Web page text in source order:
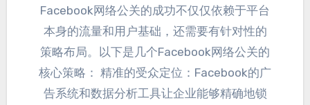
Facebook网络公关的成功不仅仅依赖于平台
本身的流量和用户基础 ， 还需要有针对性的
策略布局。
以下是几个Facebook网络公关的
核心策略 ： 精准的受众定位 ： Facebook的广
告系统和数据分析工具让企业能够精确地锁